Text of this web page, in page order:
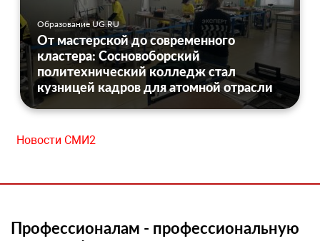
Образование UG.RU
От мастерской до современного
кластера: Сосновоборский
политехнический колледж стал
кузницей кадров для атомной отрасли
Новости СМИ2
Профессионалам - профессиональную